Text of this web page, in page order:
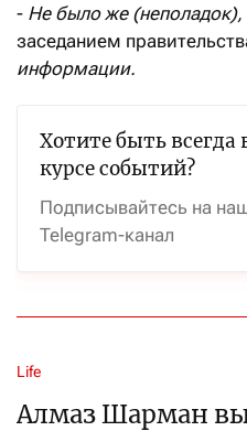
- Не было же (неполадок),
заседанием
информации.
Хотите быть всегда
курсе событий?
Подписывайтесь на
Telegram-канал
Life
Алмаз Шарман